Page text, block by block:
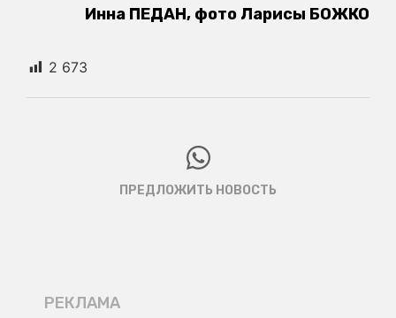
Инна ПЕДАН, фото Ларисы БОЖКО
2 673
ПРЕДЛОЖИТЬ НОВОСТЬ
РЕКЛАМА